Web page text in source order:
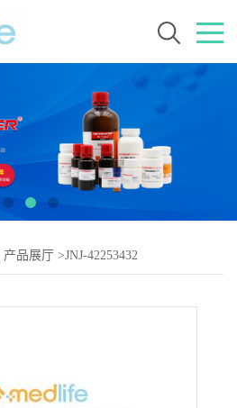
产品展厅 >JNJ-42253432